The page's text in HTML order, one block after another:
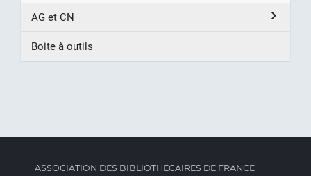
AG et CN
Boite à outils
ASSOCIATION DES BIBLIOTHÉCAIRES DE FRANCE